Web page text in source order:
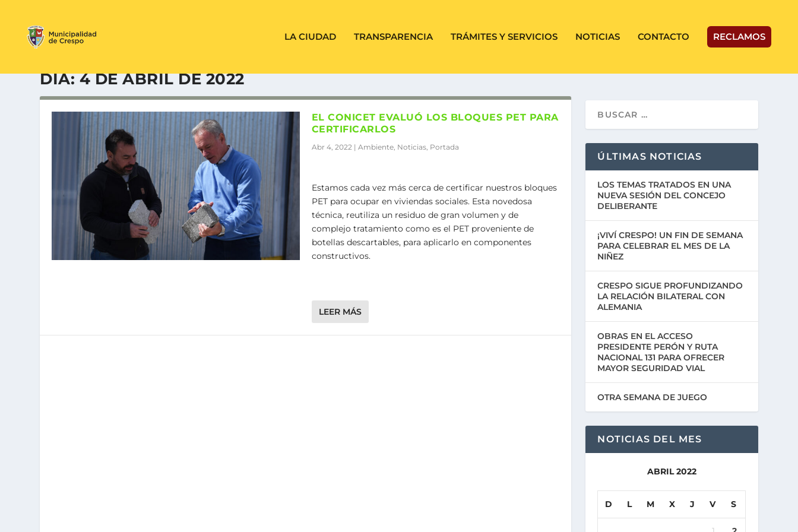
LA CIUDAD TRANSPARENCIA TRÁMITES Y SERVICIOS NOTICIAS CONTACTO RECLAMOS
DÍA:4 DE ABRIL DE 2022
EL CONICET EVALUÓ LOS BLOQUES PET PARA
CERTIFICARLOS
Abr 4, 2022| Ambiente, Noticias, Portada
Estamos cada vez más cerca de certificar nuestros bloques
PET para ocupar en viviendas sociales. Esta novedosa
técnica, reutiliza un residuo de gran volumen y de
complejo tratamiento como es el PET proveniente de
botellas descartables, para aplicarlo en componentes
constructivos.
LEER MÁS
ÚLTIMAS NOTICIAS
LOS TEMAS TRATADOS EN UNA
NUEVA SESIÓN DEL CONCEJO
DELIBERANTE
¡VIVÍ CRESPO! UN FIN DE SEMANA
PARA CELEBRAR EL MES DE LA
NIÑEZ
CRESPO SIGUE PROFUNDIZANDO
LA RELACIÓN BILATERAL CON
ALEMANIA
OBRAS EN EL ACCESO
PRESIDENTE PERÓN Y RUTA
NACIONAL 131 PARA OFRECER
MAYOR SEGURIDAD VIAL
OTRA SEMANA DE JUEGO
NOTICIAS DEL MES
ABRIL 2022
D L M X J V S